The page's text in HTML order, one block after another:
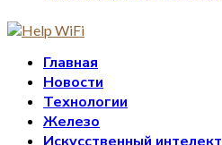
Главная
Новости
Технологии
Железо